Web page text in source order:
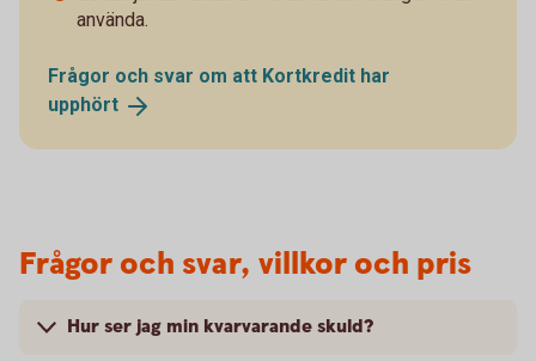
använda.
Frågor och svar om att Kortkredit har
upphört
Frågor och svar, villkor och pris
Hur ser jag min kvarvarande skuld?